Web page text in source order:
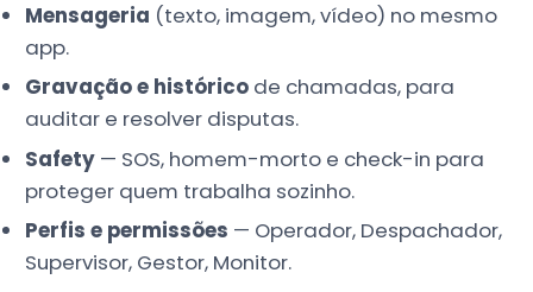
Mensageria (texto, imagem, vídeo) no mesmo
app.
Gravação e históricode chamadas, para
auditar e resolver disputas.
Safety— SOS, homem-morto e check-in para
proteger quem trabalha sozinho.
Perfis e permissões — Operador, Despachador,
Supervisor, Gestor, Monitor.